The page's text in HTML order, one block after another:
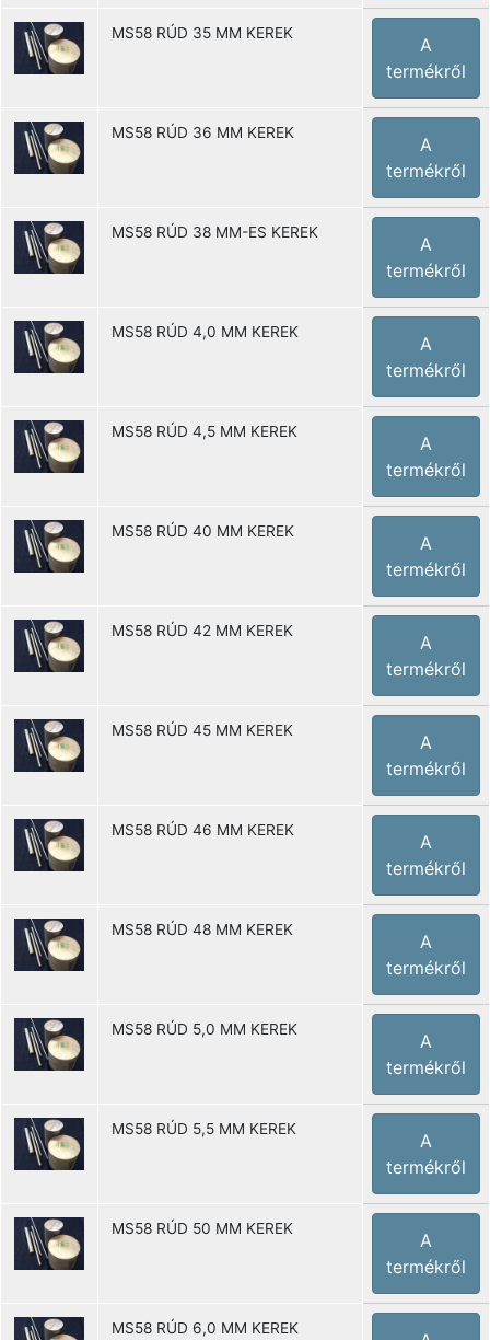
MS58 RÚD 35 MM KEREK
A
termékről
MS58 RÚD 36 MM KEREK
A
termékről
MS58 RÚD 38 MM-ES KEREK
A
termékről
MS58 RÚD 4,0 MM KEREK
A
termékről
MS58 RÚD 4,5 MM KEREK
A
termékről
MS58 RÚD 40 MM KEREK
A
termékről
MS58 RÚD 42 MM KEREK
A
termékről
MS58 RÚD 45 MM KEREK
A
termékről
MS58 RÚD 46 MM KEREK
A
termékről
MS58 RÚD 48 MM KEREK
A
termékről
MS58 RÚD 5,0 MM KEREK
A
termékről
MS58 RÚD 5,5 MM KEREK
A
termékről
MS58 RÚD 50 MM KEREK
A
termékről
MS58 RÚD 6,0 MM KEREK